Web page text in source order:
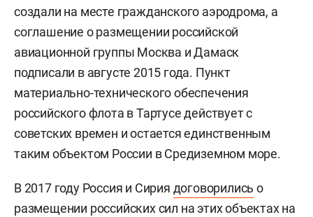
создали на месте гражданского аэродрома, а
соглашение о размещении российской
авиационной группы Москва и Дамаск
подписали в августе 2015 года. Пункт
материально-технического обеспечения
российского флота в Тартусе действует с
советских времен и остается единственным
таким объектом России в Средиземном море.
В 2017 году Россия и Сирия договорились о
размещении российских сил на этих объектах на